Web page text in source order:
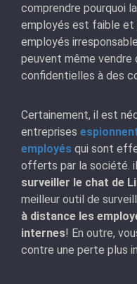
comprendre pourquoi
employés est faible et
employés
peuvent même
confidentielles à des
Certainement, il est
entreprises
employés qui sont
offerts par la société.
surveiller le chat de
meilleur outil de
à distance les
internes! En outre,
contre une perte plus